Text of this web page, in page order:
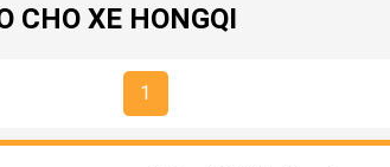
CHO XE HONGQI
1